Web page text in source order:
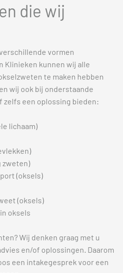
die wij
vormen
Klinieken kunnen wij alle
te maken hebben
wij ook bij onderstaande
een oplossing bieden:
lichaam)
zweten)
(oksels)
(oksels)
oksels
Wij denken graag met u
en/of oplossingen. Daarom
een intakegesprek voor een